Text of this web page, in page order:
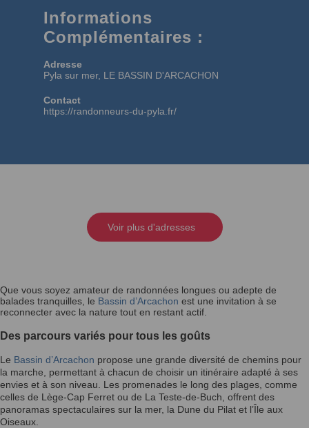
Informations
Complémentaires :
Adresse
Pyla sur mer, LE BASSIN D'ARCACHON
Contact
https://randonneurs-du-pyla.fr/
Voir plus d'adresses
Que vous soyez amateur de randonnées longues ou adepte de
balades tranquilles, le Bassin d’Arcachon est une invitation à se
reconnecter avec la nature tout en restant actif.
Des parcours variés pour tous les goûts
Le Bassin d’Arcachon propose une grande diversité de chemins pour
la marche, permettant à chacun de choisir un itinéraire adapté à ses
envies et à son niveau. Les promenades le long des plages, comme
celles de Lège-Cap Ferret ou de La Teste-de-Buch, offrent des
panoramas spectaculaires sur la mer, la Dune du Pilat et l’Île aux
Oiseaux.